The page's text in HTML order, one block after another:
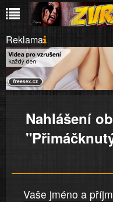
Reklama
Nahlášení
Vaše jméno a